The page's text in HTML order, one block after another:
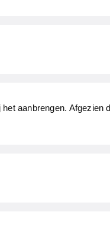
aanbrengen. Afgezien